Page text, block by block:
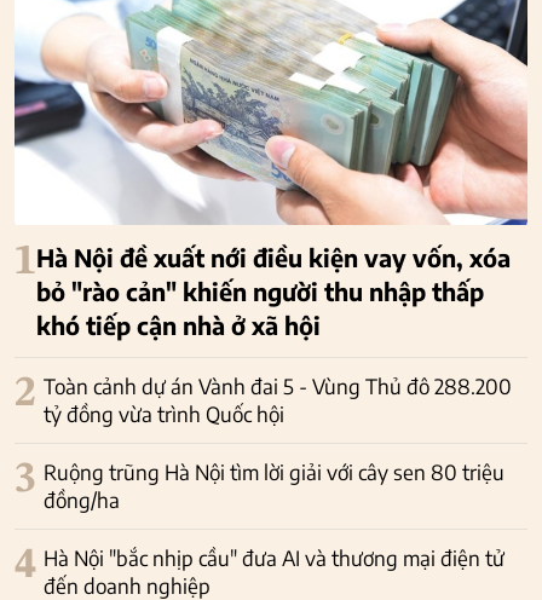
1Hà Nội đề xuất nới điều kiện vay vốn, xóa
bỏ "rào cản" khiến người thu nhập thấp
khó tiếp cận nhà ở xã hội
2 Toàn cảnh dự án Vành đai 5 - Vùng Thủ đô 288.200
tỷ đồng vừa trình Quốc hội
3 Ruộng trũng Hà Nội tìm lời giải với cây sen 80 triệu
đồng/ha
4 Hà Nội "bắc nhịp cầu" đưa AI và thương mại điện tử
đến doanh nghiệp